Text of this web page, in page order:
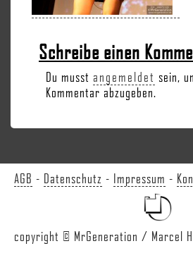
Schreibe einen
Du musst angemeldet sein,
Kommentar abzugeben.
AGB - Datenschutz - Impressum -
copyright © MrGeneration / Marcel